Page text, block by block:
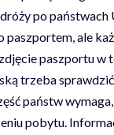
po
ale
paszportu w
trzeba
państw
pobytu.